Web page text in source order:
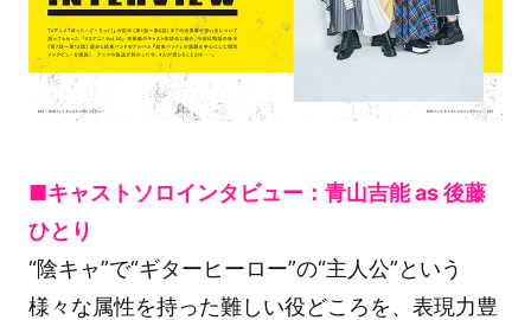
■キャストソロインタビュー：青山吉能 as 後藤
ひとり
“陰キャ”で“ギターヒーロー”の“主人公”という
様々な属性を持った難しい役どころを、表現力豊